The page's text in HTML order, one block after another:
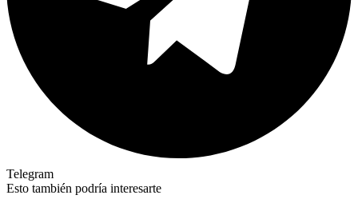
Telegram
Esto también podría interesarte